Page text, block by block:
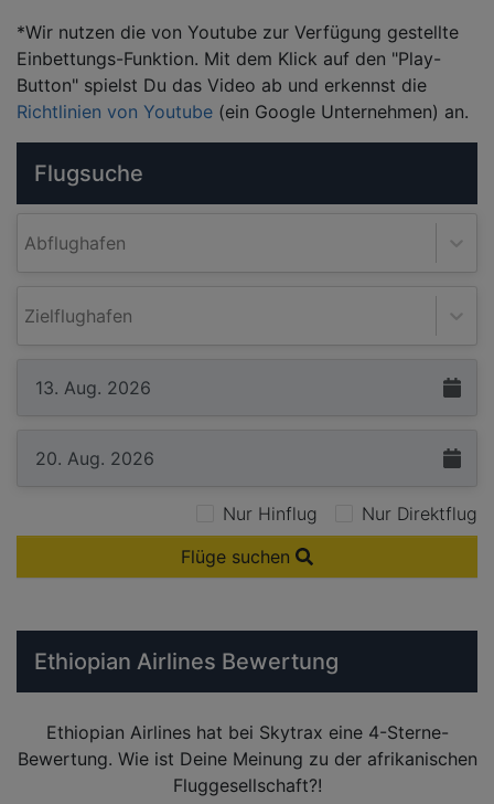
*Wir nutzen die von Youtube zur Verfügung gestellte
Einbettungs-Funktion. Mit dem Klick auf den "Play-
Button" spielst Du das Video ab und erkennst die
Richtlinien von Youtube (ein Google Unternehmen) an.
Flugsuche
Abflughafen
Zielflughafen
Nur Hinflug
Nur Direktflug
Flüge suchen
Ethiopian Airlines Bewertung
Ethiopian Airlines hat bei Skytrax eine 4-Sterne-
Bewertung. Wie ist Deine Meinung zu der afrikanischen
Fluggesellschaft?!